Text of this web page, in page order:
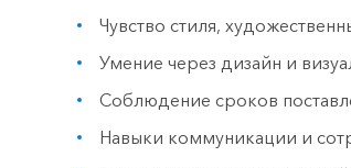
Чувство стиля,
Умение через дизайн и
Соблюдение сроков
Навыки коммуникации и